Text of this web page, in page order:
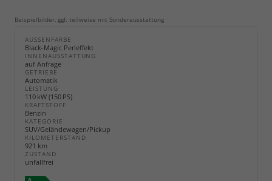
Beispielbilder, ggf. teilweise mit Sonderausstattung
AUSSENFARBE
Black-Magic Perleffekt
INNENAUSSTATTUNG
auf Anfrage
GETRIEBE
Automatik
LEISTUNG
110 kW (150 PS)
KRAFTSTOFF
Benzin
KATEGORIE
SUV/Geländewagen/Pickup
KILOMETERSTAND
921 km
ZUSTAND
unfallfrei